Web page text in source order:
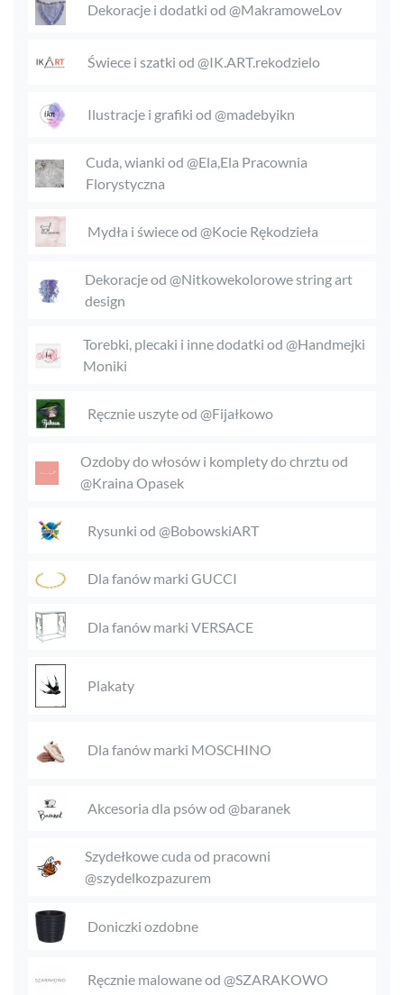
Dekoracje i dodatki od @MakramoweLov
Świece i szatki od @IK.ART.rekodzielo
Ilustracje i grafiki od @madebyikn
Cuda, wianki od @Ela,Ela Pracownia
Florystyczna
Mydła i świece od @Kocie Rękodzieła
Dekoracje od @Nitkowekolorowe string art
design
Torebki, plecaki i inne dodatki od @Handmejki
Moniki
Ręcznie uszyte od @Fijałkowo
Ozdoby do włosów i komplety do chrztu od
@Kraina Opasek
Rysunki od @BobowskiART
Dla fanów marki GUCCI
Dla fanów marki VERSACE
Plakaty
Dla fanów marki MOSCHINO
Akcesoria dla psów od @baranek
Szydełkowe cuda od pracowni
@szydelkozpazurem
Doniczki ozdobne
Ręcznie malowane od @SZARAKOWO